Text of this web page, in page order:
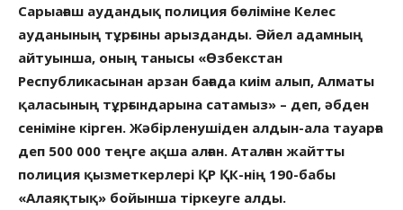
Сарыағаш аудандық полиция бөліміне Келес
ауданының тұрғыны арызданды. Әйел адамның
айтуынша, оның танысы «Өзбекстан
Республикасынан арзан бағада киім алып, Алматы
қаласының тұрғындарына сатамыз» – деп, әбден
сеніміне кірген. Жәбірленушіден алдын-ала тауарға
деп 500 000 теңге ақша алған. Аталған жайтты
полиция қызметкерлері ҚР ҚК-нің 190-бабы
«Алаяқтық» бойынша тіркеуге алды.